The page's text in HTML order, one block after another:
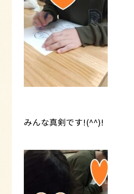
みんな真剣です!(^^)!